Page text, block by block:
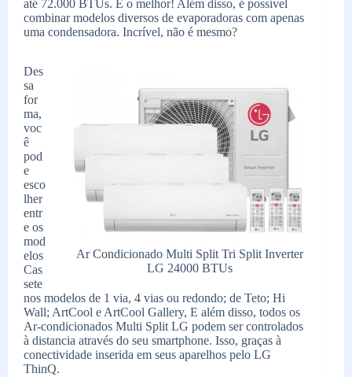
até 72.000 BTUs. E o melhor! Além disso, é possível
combinar modelos diversos de evaporadoras com apenas
uma condensadora. Incrível, não é mesmo?
Ar Condicionado Multi Split Tri Split Inverter
LG 24000 BTUs
Des
sa
for
ma,
voc
ê
pod
e
esco
lher
entr
e os
mod
elos
Cas
sete
nos modelos de 1 via, 4 vias ou redondo; de Teto; Hi
Wall; ArtCool e ArtCool Gallery, E além disso, todos os
Ar-condicionados Multi Split LG podem ser controlados
à distancia através do seu smartphone. Isso, graças à
conectividade inserida em seus aparelhos pelo LG
ThinQ.